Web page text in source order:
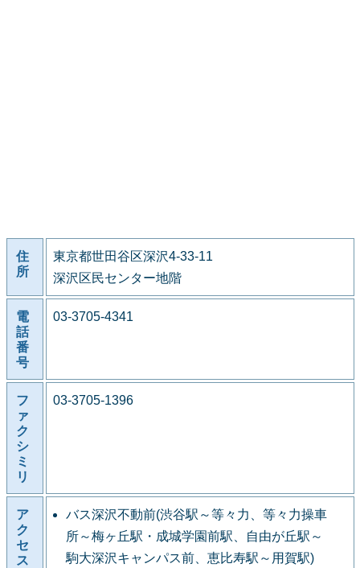
住
所
東京都世田谷区深沢4-33-11
深沢区民センター地階
電
話
番
号
03-3705-4341
フ
ァ
ク
シ
ミ
リ
03-3705-1396
ア
ク
セ
ス
バス深沢不動前(渋谷駅～等々力、等々力操車
所～梅ヶ丘駅・成城学園前駅、自由が丘駅～
駒大深沢キャンパス前、恵比寿駅～用賀駅)